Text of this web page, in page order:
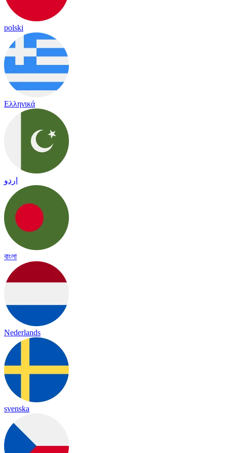
polski
Ελληνικά
اردو
বাংলা
Nederlands
svenska